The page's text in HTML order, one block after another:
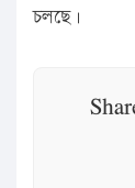
চলছে।